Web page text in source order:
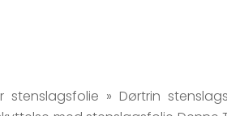
stenslagsfolie » Dørtrin